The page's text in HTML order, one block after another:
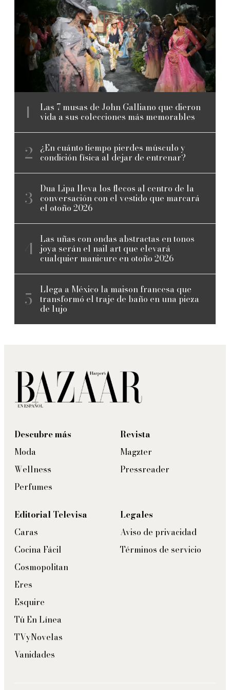
Las 7 musas de John Galliano que dieron
vida a sus colecciones más memorables
¿En cuánto tiempo pierdes músculo y
condición física al dejar de entrenar?
Dua Lipa lleva los flecos al centro de la
conversación con el vestido que marcará
el otoño 2026
Las uñas con ondas abstractas en tonos
joya serán el nail art que elevará
cualquier manicure en otoño 2026
Llega a México la maison francesa que
transformó el traje de baño en una pieza
de lujo
Descubre más
Moda
Wellness
Perfumes
Revista
Magzter
Pressreader
Editorial Televisa
Caras
Cocina Fácil
Cosmopolitan
Eres
Esquire
Tú En Línea
TVyNovelas
Vanidades
Legales
Aviso de privacidad
Términos de servicio